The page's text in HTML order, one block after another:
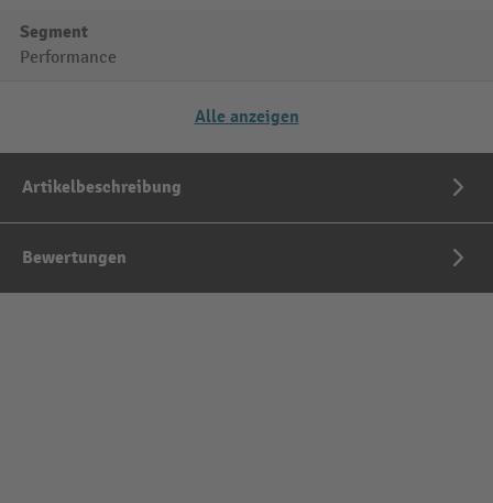
Segment
Performance
Alle anzeigen
Artikelbeschreibung
Bewertungen